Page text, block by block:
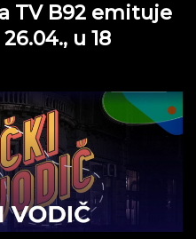
TV B92 emituje
u 18